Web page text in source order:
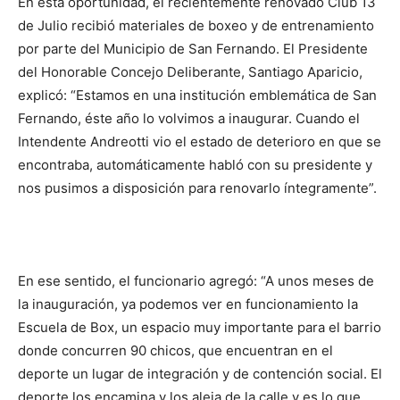
de Julio recibió materiales de boxeo y de entrenamiento
por parte del Municipio de San Fernando. El Presidente
del Honorable Concejo Deliberante, Santiago Aparicio,
explicó: “Estamos en una institución emblemática de San
Fernando, éste año lo volvimos a inaugurar. Cuando el
Intendente Andreotti vio el estado de deterioro en que se
encontraba, automáticamente habló con su presidente y
nos pusimos a disposición para renovarlo íntegramente”.
En ese sentido, el funcionario agregó: “A unos meses de
la inauguración, ya podemos ver en funcionamiento la
Escuela de Box, un espacio muy importante para el barrio
donde concurren 90 chicos, que encuentran en el
deporte un lugar de integración y de contención social. El